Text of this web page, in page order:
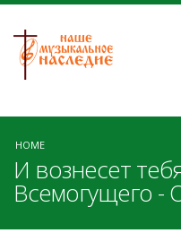
HOME
И вознесет
Всемогущего -